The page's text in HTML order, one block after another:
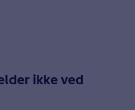
ikke ved